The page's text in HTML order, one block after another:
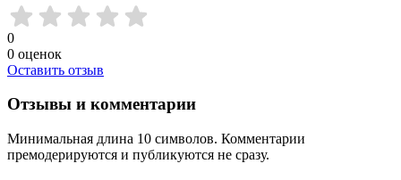
0
0 оценок
Оставить отзыв
Отзывы и комментарии
Минимальная длина 10 символов. Комментарии
премодерируются и публикуются не сразу.